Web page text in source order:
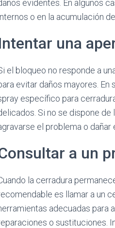
evidentes. En algunos
o en la acumulación
una
el bloqueo no responde a
evitar daños mayores. En
específico para
Si no se dispone de
el problema o dañar
a un
la cerradura
es llamar a un
adecuadas para
o sustituciones.